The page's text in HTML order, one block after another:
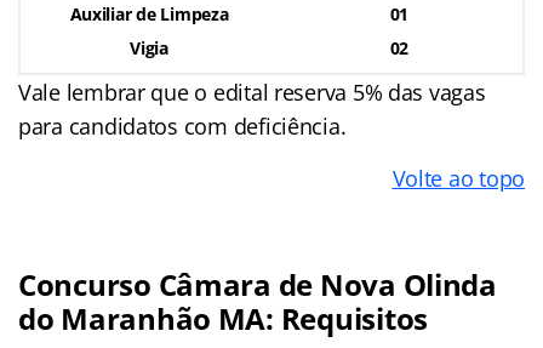
Auxiliar de Limpeza
Vigia
01
02
Vale lembrar que o edital reserva 5% das vagas
para candidatos com deficiência.
Volte ao topo
Concurso Câmara de Nova Olinda
do Maranhão MA: Requisitos